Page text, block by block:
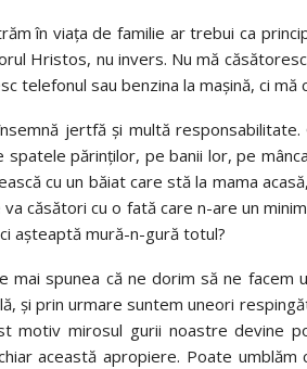
în viața de familie ar trebui ca
Hristos, nu invers. Nu mă
telefonul sau benzina la mașină, ci
jertfă și multă
spatele părinților, pe banii lor, pe
cu un băiat care stă la mama
căsători cu o fată care n-are un
așteaptă mură-n-gură totul?
mai spunea că ne dorim să ne
și prin urmare suntem uneori
motiv mirosul gurii noastre devine
această apropiere. Poate